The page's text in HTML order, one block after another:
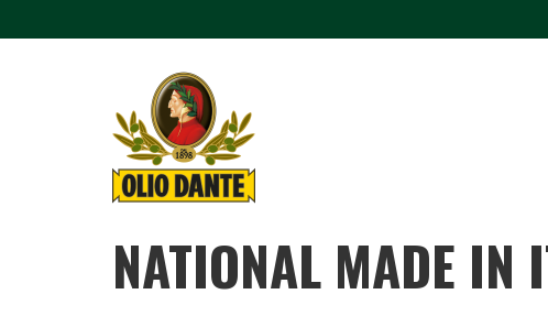
NATIONAL MADE IN